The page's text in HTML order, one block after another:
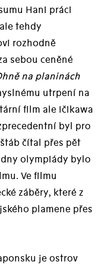
Hani práci
tehdy
rozhodně
sebou ceněné
na planinách
utrpení na
film ale Ičikawa
byl pro
čítal přes pět
olympiády bylo
Ve filmu
záběry, které z
plamene přes
je ostrov